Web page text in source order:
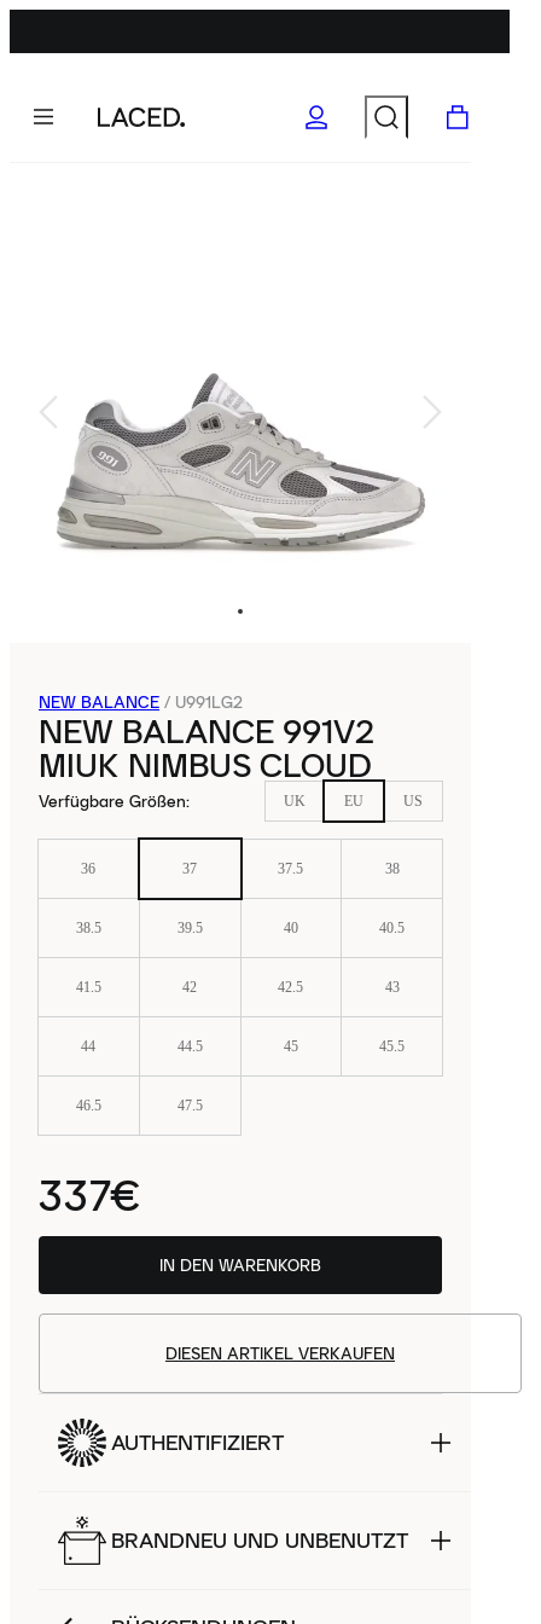
NEW BALANCE / U991LG2
NEW BALANCE 991V2
MIUK NIMBUS CLOUD
Verfügbare Größen: UK EU US
36 37 37.5 38
38.5 39.5 40 40.5
41.5 42 42.5 43
44 44.5 45 45.5
46.5 47.5
337€
IN DEN WARENKORB
DIESEN ARTIKEL VERKAUFEN
AUTHENTIFIZIERT
BRANDNEU UND UNBENUTZT